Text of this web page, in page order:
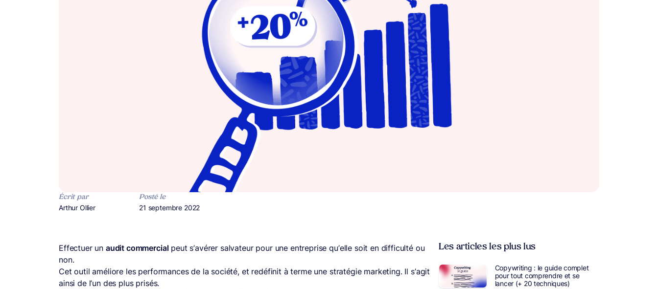
Écrit par
Publié par
Arthur Ollier
Posté le
Publié le
21 septembre 2022
Effectuer un audit commercialpeut s’avérer salvateur pour une entreprise qu’elle soit en difficulté ou
non.
Cet outil améliore les performances de la société, et redéfinit à terme une stratégie marketing. Il s’agit
ainsi de l’un des plus prisés.
Les articles les plus lus
Copywriting : le guide complet
pour tout comprendre et se
lancer (+ 20 techniques)